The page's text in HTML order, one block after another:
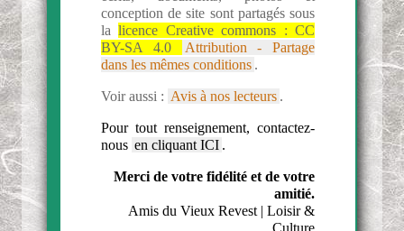
conception de site sont partagés sous
lalicence Creative commons :CC
BY-SA 4.0
Attribution - Partage
dans les mêmes conditions .
Voir aussi : Avis à nos lecteurs .
Pour tout renseignement, contactez-
nous en cliquant ICI .
Merci de votre fidélité et de votre
amitié.
Amis du Vieux Revest | Loisir &
Culture